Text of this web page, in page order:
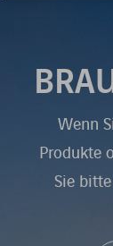
Wenn
Produkte
Sie